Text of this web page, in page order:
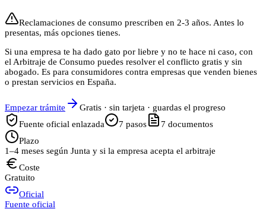
Reclamaciones de consumo prescriben en 2-3 años. Antes lo
presentas, más opciones tienes.
Si una empresa te ha dado gato por liebre y no te hace ni caso, con
el Arbitraje de Consumo puedes resolver el conflicto gratis y sin
abogado. Es para consumidores contra empresas que venden bienes
o prestan servicios en España.
Empezar trámite
Gratis · sin tarjeta · guardas el progreso
Fuente oficial enlazada
7 pasos 7 documentos
Plazo
1–4 meses según Junta y si la empresa acepta el arbitraje
Coste
Gratuito
Oficial
Fuente oficial